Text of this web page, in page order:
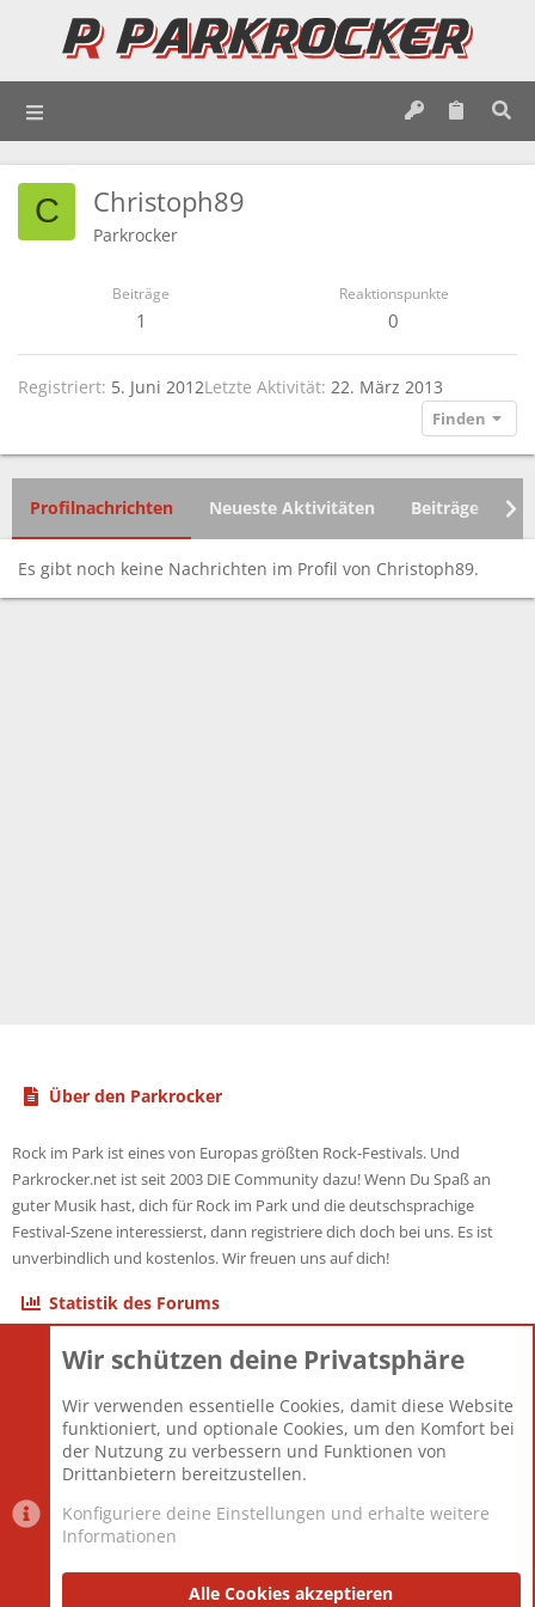
C Christoph89
Parkrocker
Beiträge
1
Reaktionspunkte
0
Registriert 5. Juni 2012Letzte Aktivität 22. März 2013
Finden
Profilnachrichten Neueste Aktivitäten Beiträge
Es gibt noch keine Nachrichten im Profil von Christoph89.
Über den Parkrocker
Rock im Park ist eines von Europas größten Rock-Festivals. Und
Parkrocker.net ist seit 2003 DIE Community dazu! Wenn Du Spaß an
guter Musik hast, dich für Rock im Park und die deutschsprachige
Festival-Szene interessierst, dann registriere dich doch bei uns. Es ist
unverbindlich und kostenlos. Wir freuen uns auf dich!
Statistik des Forums
Themen
Mitglieder
12.425
Neuestes Mitglied
Toddster85
Datenschutzerklärung Impressum
Wir schützen deine Privatsphäre
Wir verwenden essentielle Cookies, damit diese Website
funktioniert, und optionale Cookies, um den Komfort bei
der Nutzung zu verbessern und Funktionen von
Drittanbietern bereitzustellen.
Konfiguriere deine Einstellungen und erhalte weitere
Informationen
Alle Cookies akzeptieren